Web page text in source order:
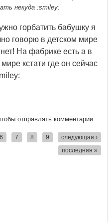
некуда :smiley:
горбатить бабушку я
говорю в детском мире
нет! На фабрике есть а в
кстати где он сейчас
отправлять комментарии
6 7 8 9
следующая ›
последняя »